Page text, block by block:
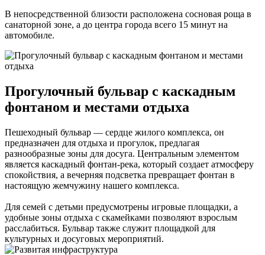
В непосредственной близости расположена сосновая роща в
санаторной зоне, а до центра города всего 15 минут на
автомобиле.
Прогулочный бульвар с каскадным
фонтаном и местами отдыха
Пешеходный бульвар — сердце жилого комплекса, он
предназначен для отдыха и прогулок, предлагая
разнообразные зоны для досуга. Центральным элементом
является каскадный фонтан-река, который создает атмосферу
спокойствия, а вечерняя подсветка превращает фонтан в
настоящую жемчужину нашего комплекса.
Для семей с детьми предусмотрены игровые площадки, а
удобные зоны отдыха с скамейками позволяют взрослым
расслабиться. Бульвар также служит площадкой для
культурных и досуговых мероприятий.